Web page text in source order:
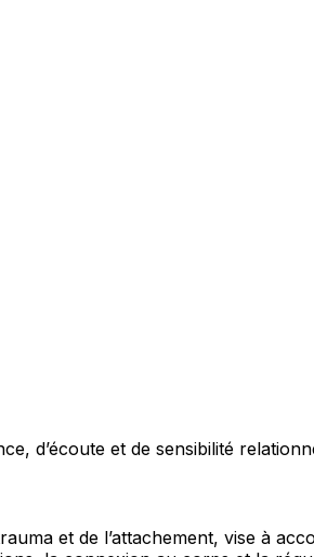
d’écoute et de sensibilité
et de l’attachement, vise à